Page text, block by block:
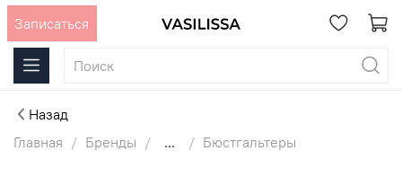
Записаться
Назад
Главная
Бренды ... Бюстгальтеры